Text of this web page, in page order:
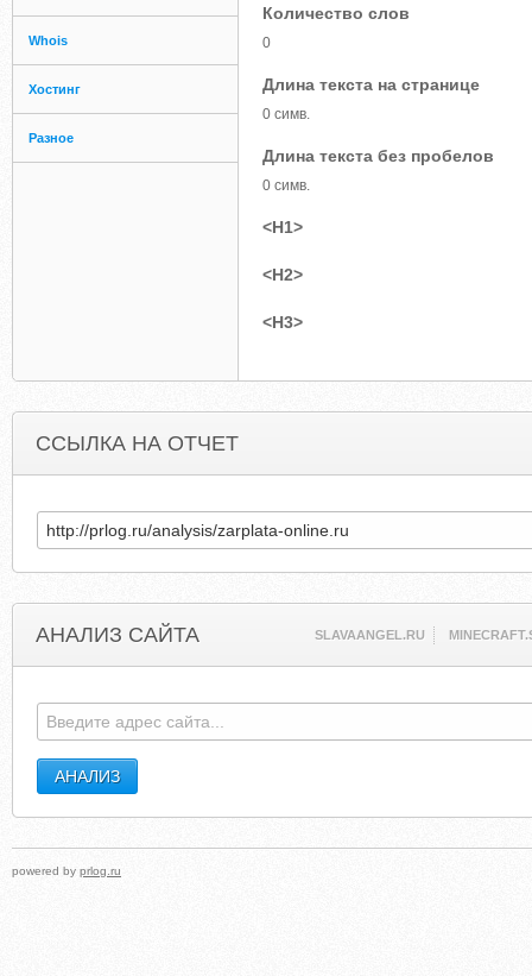
Whois
Хостинг
Разное
Количество слов
0
Длина текста на странице
0 симв.
Длина текста без пробелов
0 симв.
<H1>
<H2>
<H3>
ССЫЛКА НА ОТЧЕТ
АНАЛИЗ САЙТА SLAVAANGEL.RU
powered by prlog.ru